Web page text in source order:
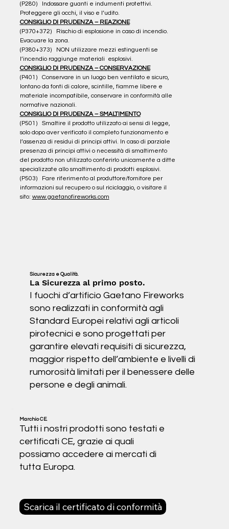
(P280)   Indossare guanti e indumenti protettivi.
Proteggere gli occhi, il viso e l’udito.
CONSIGLIO DI PRUDENZA – REAZIONE
(P370+372)   Rischio di esplosione in caso di incendio.
Evacuare la zona.
(P380+373)   NON utilizzare mezzi estinguenti se
l’incendio raggiunge materiali  esplosivi.
CONSIGLIO DI PRUDENZA – CONSERVAZIONE
(P401)   Conservare in un luogo ben ventilato e sicuro,
lontano da fonti di calore, scintille, fiamme libere e
materiale incompatibile, conservare in conformità alle
normative nazionali.
CONSIGLIO DI PRUDENZA – SMALTIMENTO
(P501)   Smaltire il prodotto utilizzato ai sensi di legge,
solo dopo aver verificato il completo funzionamento e
l’assenza di residui di principi attivi. In caso di parziale
presenza di principi attivi o necessità di smaltimento
del prodotto non utilizzato conferirlo unicamente a ditte
specializzate allo smaltimento di prodotti esplosivi.
(P503)   Fare riferimento al produttore/fornitore per
informazioni sul recupero o sul riciclaggio, o visitare il
sito: www.gaetanofireworks.com
Sicurezza e Qualità.
La Sicurezza al primo posto.
I fuochi d’artificio Gaetano Fireworks
sono realizzati in conformità agli
Standard Europei relativi agli articoli
pirotecnici e sono progettati per
garantire elevati requisiti di sicurezza,
maggior rispetto dell’ambiente e livelli di
rumorosità limitati per il benessere delle
persone e degli animali.
Marchio CE.
Tutti i nostri prodotti sono testati e
certificati CE, grazie ai quali
possiamo accedere ai mercati di
tutta Europa.
Scarica il certificato di conformità